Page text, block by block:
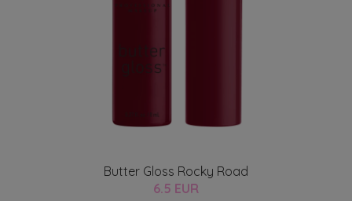
Butter Gloss Rocky Road
6.5 EUR